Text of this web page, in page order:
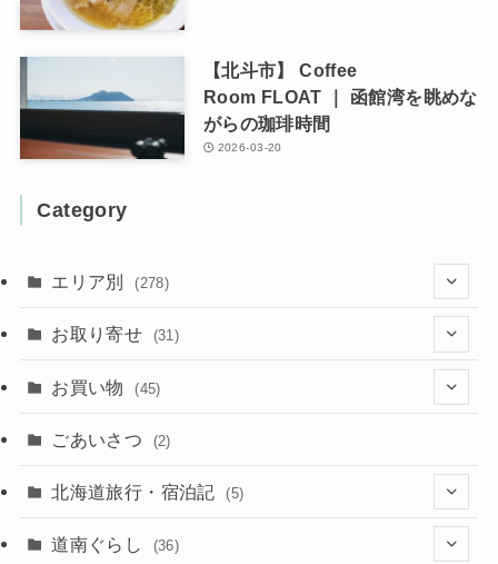
【北斗市】 Coffee
Room FLOAT ｜ 函館湾を眺めな
がらの珈琲時間
2026-03-20
Category
エリア別 (278)
(102)
(2)
(16)
(137)
(78)
お取り寄せ (31)
(4)
お買い物 (45)
(10)
ごあいさつ (2)
北海道旅行・宿泊記 (5)
(5)
道南ぐらし (36)